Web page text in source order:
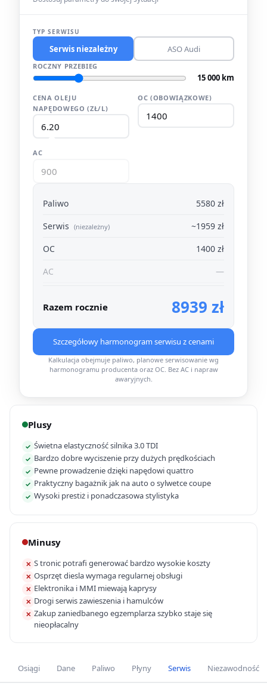
TYP SERWISU
Serwis niezależny ASO Audi
ROCZNY PRZEBIEG
15 000 km
CENA OLEJU
NAPĘDOWEGO (ZŁ/L)
OC (OBOWIĄZKOWE)
AC
Paliwo
5580 zł
Serwis (niezależny)
~1959 zł
OC
1400 zł
AC
—
Razem rocznie 8939 zł
Szczegółowy harmonogram serwisu z cenami
Kalkulacja obejmuje paliwo, planowe serwisowanie wg
harmonogramu producenta oraz OC. Bez AC i napraw
awaryjnych.
Plusy
✓ Świetna elastyczność silnika 3.0 TDI
✓ Bardzo dobre wyciszenie przy dużych prędkościach
✓ Pewne prowadzenie dzięki napędowi quattro
✓ Praktyczny bagażnik jak na auto o sylwetce coupe
✓ Wysoki prestiż i ponadczasowa stylistyka
Minusy
✕ S tronic potrafi generować bardzo wysokie koszty
✕ Osprzęt diesla wymaga regularnej obsługi
✕ Elektronika i MMI miewają kaprysy
✕ Drogi serwis zawieszenia i hamulców
✕ Zakup zaniedbanego egzemplarza szybko staje się
nieopłacalny
Osiągi Dane Paliwo Płyny Serwis Niezawodność